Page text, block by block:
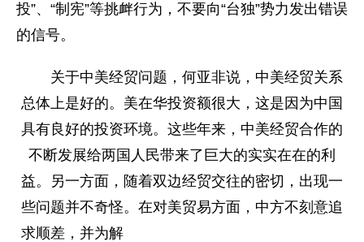
投”、“制宪”等挑衅行为，不要向“台独”势力发出错误
的信号。
关于中美经贸问题，何亚非说，中美经贸关系
总体上是好的。美在华投资额很大，这是因为中国
具有良好的投资环境。这些年来，中美经贸合作的
不断发展给两国人民带来了巨大的实实在在的利
益。另一方面，随着双边经贸交往的密切，出现一
些问题并不奇怪。在对美贸易方面，中方不刻意追
求顺差，并为解